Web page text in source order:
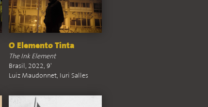
O Elemento Tinta
The Ink Element
Brasil, 2022, 9'
Luiz Maudonnet, Iuri Salles